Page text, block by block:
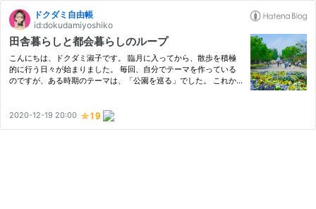
ドクダミ自由帳
id:dokudamiyoshiko
田舎暮らしと都会暮らしのループ
こんにちは、ドクダミ淑子です。 臨月に入ってから、散歩を積極
的に行う日々が始まりました。 毎回、自分でテーマを作っている
のですが、ある時期のテーマは、「公園を巡る」でした。 これか
でい…
2020-12-19 20:00